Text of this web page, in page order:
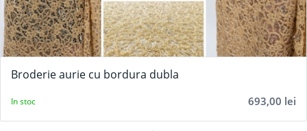
Broderie aurie cu bordura dubla
693,00 lei
In stoc